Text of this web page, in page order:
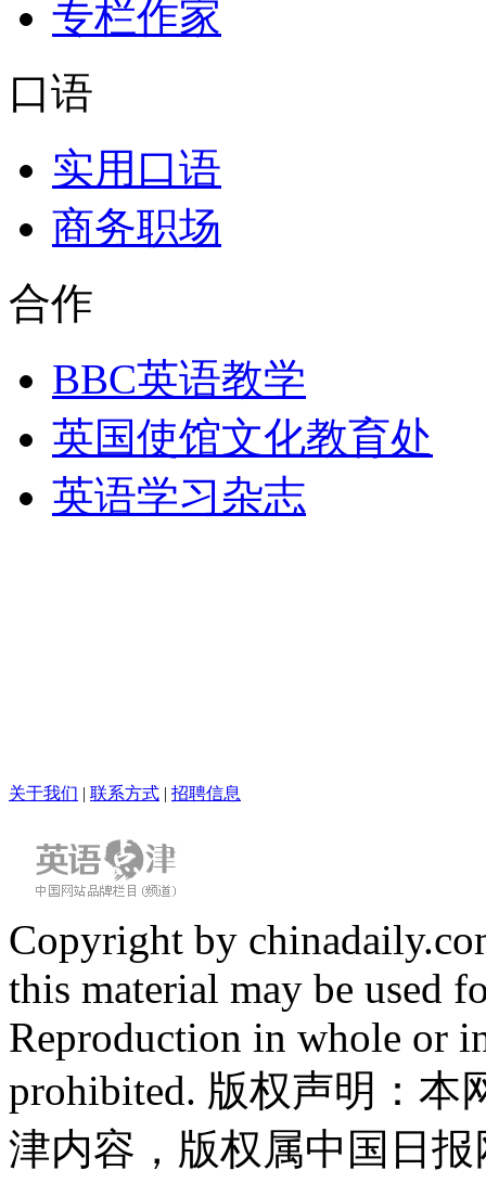
专栏作家
口语
实用口语
商务职场
合作
BBC英语教学
英国使馆文化教育处
英语学习杂志
关于我们 | 联系方式 | 招聘信息
Copyright by
this material may be used
Reproduction in whole or
prohibited. 版权声明：
津内容，版权属中国日